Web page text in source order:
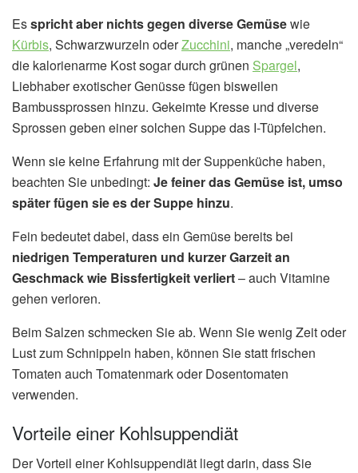
Esspricht aber nichts gegen diverse Gemüsewie
Kürbis, Schwarzwurzeln oderZucchini, manche „veredeln“
die kalorienarme Kost sogar durch grünen Spargel,
Liebhaber exotischer Genüsse fügen bisweilen
Bambussprossen hinzu. Gekeimte Kresse und diverse
Sprossen geben einer solchen Suppe das I-Tüpfelchen.
Wenn sie keine Erfahrung mit der Suppenküche haben,
beachten Sie unbedingt: Je feiner das Gemüse ist, umso
später fügen sie es der Suppe hinzu.
Fein bedeutet dabei, dass ein Gemüse bereits bei
niedrigen Temperaturen und kurzer Garzeit an
Geschmack wie Bissfertigkeit verliert– auch Vitamine
gehen verloren.
Beim Salzen schmecken Sie ab. Wenn Sie wenig Zeit oder
Lust zum Schnippeln haben, können Sie statt frischen
Tomaten auch Tomatenmark oder Dosentomaten
verwenden.
Vorteile einer Kohlsuppendiät
Der Vorteil einer Kohlsuppendiät liegt darin, dass Sie